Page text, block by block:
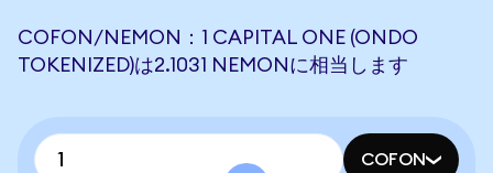
COFON/NEMON：1 CAPITAL ONE (ONDO
TOKENIZED)は2.1031 NEMONに相当します
COFON